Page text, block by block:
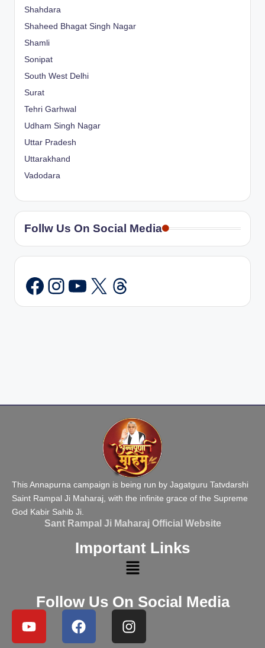
Shahdara
Shaheed Bhagat Singh Nagar
Shamli
Sonipat
South West Delhi
Surat
Tehri Garhwal
Udham Singh Nagar
Uttar Pradesh
Uttarakhand
Vadodara
Follw Us On Social Media
Instagram
YouTube
X Threads
This Annapurna campaign is being run by Jagatguru Tatvdarshi
Saint Rampal Ji Maharaj, with the infinite grace of the Supreme
God Kabir Sahib Ji.
Sant Rampal Ji Maharaj Official Website
Important Links
Follow Us On Social Media